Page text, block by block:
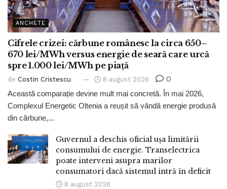
ANCHETE
Cifrele crizei: cărbune românesc la circa 650–
670 lei/MWh versus energie de seară care urcă
spre 1.000 lei/MWh pe piață
de Costin Cristescu 8 august 2026 0
Această comparație devine mult mai concretă. În mai 2026,
Complexul Energetic Oltenia a reușit să vândă energie produsă
din cărbune,...
Guvernul a deschis oficial ușa limitării
consumului de energie. Transelectrica
poate interveni asupra marilor
consumatori dacă sistemul intră în deficit
8 august 2026